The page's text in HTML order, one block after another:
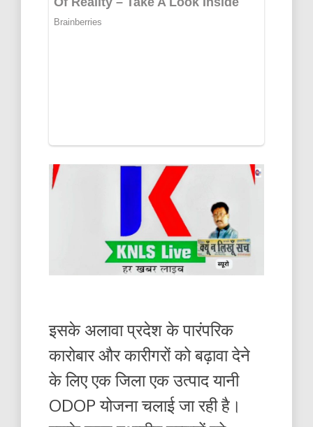
इसके अलावा प्रदेश के पारंपरिक
कारोबार और कारीगरों को बढ़ावा देने
के लिए एक जिला एक उत्पाद यानी
ODOP योजना चलाई जा रही है।